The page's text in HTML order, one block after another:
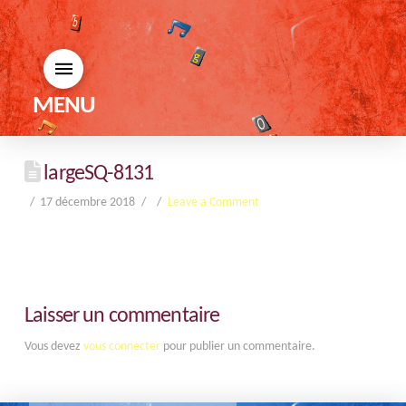
MENU
largeSQ-8131
17 décembre 2018 Leave a Comment
Laisser un commentaire
Vous devez vous connecterpour publier un commentaire.